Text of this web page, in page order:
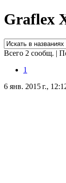
Graflex
Всего 2 сообщ. |
1
6 янв. 2015 г.,